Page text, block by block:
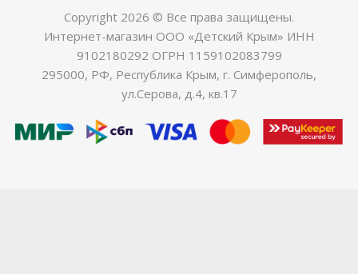
Copyright 2026 © Все права защищены.
Интернет-магазин ООО «Детский Крым» ИНН
9102180292 ОГРН 1159102083799
295000, РФ, Республика Крым, г. Симферополь,
ул.Серова, д.4, кв.17